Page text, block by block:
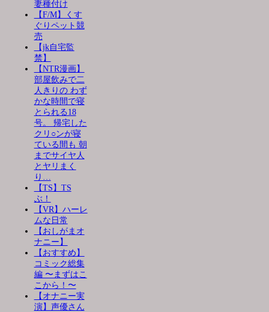
妻種付け
【F/M】くす
ぐりペット競
売
【jk自宅監
禁】
【NTR漫画】
部屋飲みで二
人きりの わず
かな時間で寝
とられる18
号。 帰宅した
クリ○ンが寝
ている間も 朝
までサイヤ人
とヤリまく
り…
【TS】TS
ぶ！
【VR】ハーレ
ムな日常
【おしがまオ
ナニー】
【おすすめ】
コミック総集
編 〜まずはこ
こから！〜
【オナニー実
演】声優さん